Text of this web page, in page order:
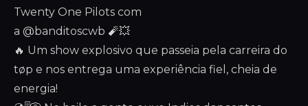
Twenty One Pilots com
a @banditoscwb 🧨💥
🔥 Um show explosivo que passeia pela carreira do
tøp e nos entrega uma experiência fiel, cheia de
energia!